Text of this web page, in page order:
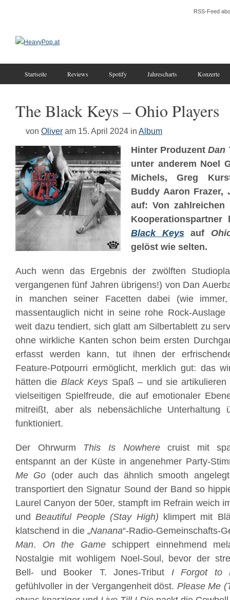
RSS-Feed
Startseite Reviews Spotify Jahrescharts Konzerte
The Black Keys – Ohio Players
von Oliver am 15. April 2024 in Album
Hinter ProduzentDan
unter anderem Noel
Michels, Greg
Buddy Aaron Frazer,
auf: Von
Black Keysauf
gelöst wie selten.
Auch wenn das Ergebnis der zwölften
vergangenen fünf Jahren übrigens!) von Dan
in manchen seiner Facetten dabei (wie
massentauglich nicht in seine rohe Rock-
weit dazu tendiert, sich glatt am Silbertablett zu
ohne wirkliche Kanten schon beim ersten
erfasst werden kann, tut ihnen der
Feature-Potpourri ermöglicht, merklich gut: das
hätten die Black Keys Spaß – und sie
vielseitigen Spielfreude, die auf emotionaler
mitreißt, aber als nebensächliche Unterhaltung
funktioniert.
Der Ohrwurm This Is Nowherecruist mit
entspannt an der Küste in angenehmer Party-
Me Go (oder auch das ähnlich smooth
transportiert den Signatur Sound der Band so
Laurel Canyon der 50er, stampft im Refrain weich
undBeautiful People (Stay High) klimpert mit
klatschend in die „Nanana“-Radio-Gemeinschafts-
Man. On the Gameschippert einnehmend
Nostalgie mit wohligem Noel-Soul, bevor der
Bell- und Booker T. Jones-Tribut I Forgot to
gefühlvoller in der Vergangenheit döst. Please Me